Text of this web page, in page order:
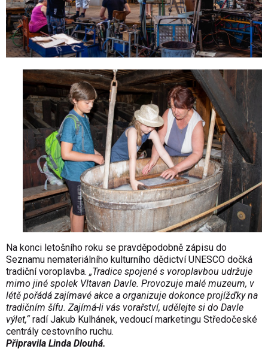
Na konci letošního roku se pravděpodobně zápisu do
Seznamu nemateriálního kulturního dědictví UNESCO dočká
tradiční voroplavba. „Tradice spojené s voroplavbou udržuje
mimo jiné spolek Vltavan Davle. Provozuje malé muzeum, v
létě pořádá zajímavé akce a organizuje dokonce projížďky na
tradičním šífu. Zajímá-li vás vorařství, udělejte si do Davle
výlet,“radí Jakub Kulhánek, vedoucí marketingu Středočeské
centrály cestovního ruchu.
Připravila Linda Dlouhá.